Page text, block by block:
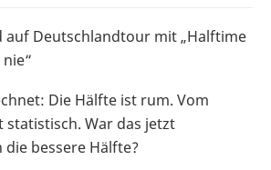
auf Deutschlandtour mit „Halftime
Die Hälfte ist rum. Vom
statistisch. War das jetzt
bessere Hälfte?